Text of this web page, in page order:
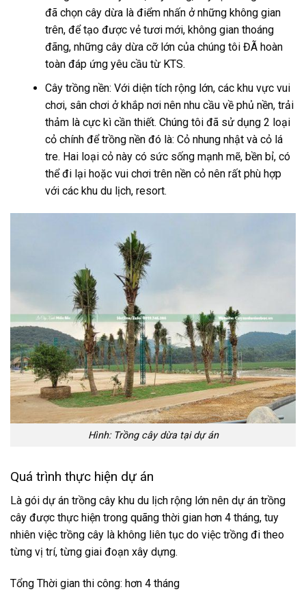
đã chọn cây dừa là điểm nhấn ở những không gian
trên, để tạo được vẻ tươi mới, không gian thoáng
đãng, những cây dừa cỡ lớn của chúng tôi ĐÃ hoàn
toàn đáp ứng yêu cầu từ KTS.
Cây trồng nền: Với diện tích rộng lớn, các khu vực vui
chơi, sân chơi ở khắp nơi nên nhu cầu về phủ nền, trải
thảm là cực kì cần thiết. Chúng tôi đã sử dụng 2 loại
cỏ chính để trồng nền đó là: Cỏ nhung nhật và cỏ lá
tre. Hai loại cỏ này có sức sống mạnh mẽ, bền bỉ, có
thể đi lại hoặc vui chơi trên nền cỏ nên rất phù hợp
với các khu du lịch, resort.
Hình: Trồng cây dừa tại dự án
Quá trình thực hiện dự án
Là gói dự án trồng cây khu du lịch rộng lớn nên dự án trồng
cây được thực hiện trong quãng thời gian hơn 4 tháng, tuy
nhiên việc trồng cây là không liên tục do việc trồng đi theo
từng vị trí, từng giai đoạn xây dựng.
Tổng Thời gian thi công: hơn 4 tháng